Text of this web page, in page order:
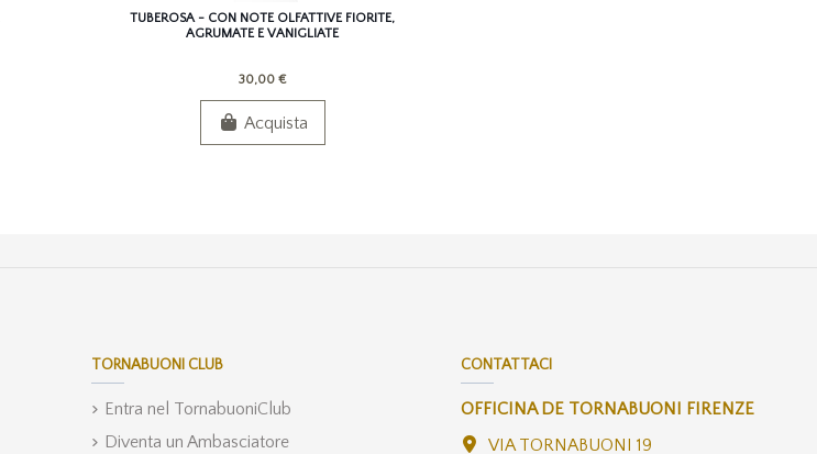
TUBEROSA - CON NOTE OLFATTIVE FIORITE,
AGRUMATE E VANIGLIATE
30,00 €
Acquista
TORNABUONI CLUB
Entra nel TornabuoniClub
Diventa un Ambasciatore
CONTATTACI
OFFICINA DE TORNABUONI FIRENZE
VIA TORNABUONI 19